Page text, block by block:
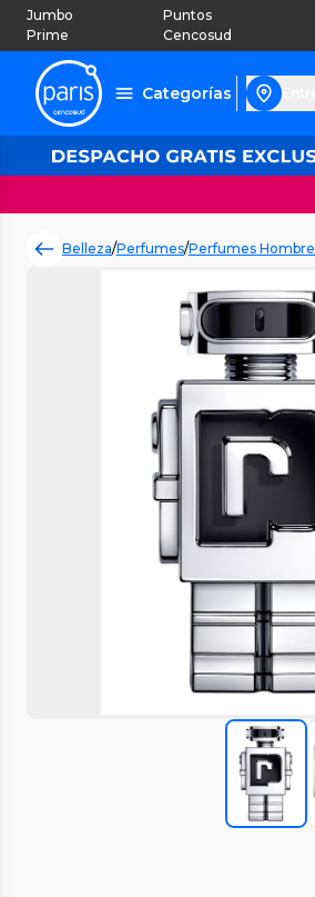
Jumbo
Prime
Puntos
Cencosud
Categorías
Belleza/Perfumes/Perfumes Hombre